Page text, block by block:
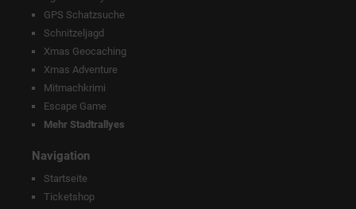
GPS Schatzsuche
Schnitzeljagd
Xmas Geocaching
Xmas Adventure
Mitmachkrimi
Escape Game
Mehr Stadtrallyes
Navigation
Startseite
Ticketshop